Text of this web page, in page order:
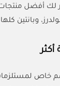
لك أفضل
وبانتين
خاص